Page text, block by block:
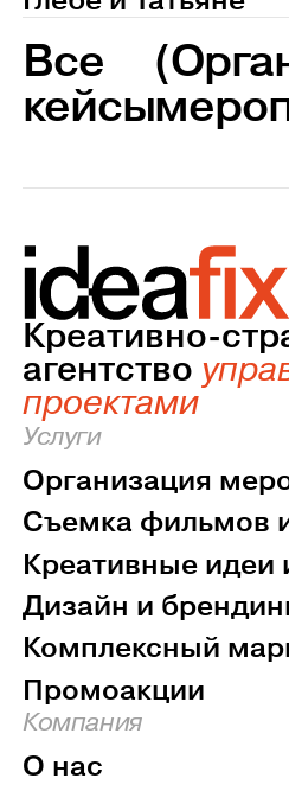
Все
кейсы
Креативно-
агентство
проектами
Услуги
Организация
Съемка фильмов
Креативные идеи
Дизайн и
Комплексный
Промоакции
Компания
О нас